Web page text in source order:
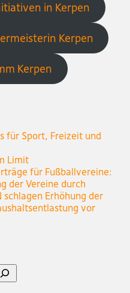
in Kerpen
Kerpen
Kerpen
für Sport, Freizeit und
Limit
für Fußballvereine:
der Vereine durch
schlagen Erhöhung der
vor